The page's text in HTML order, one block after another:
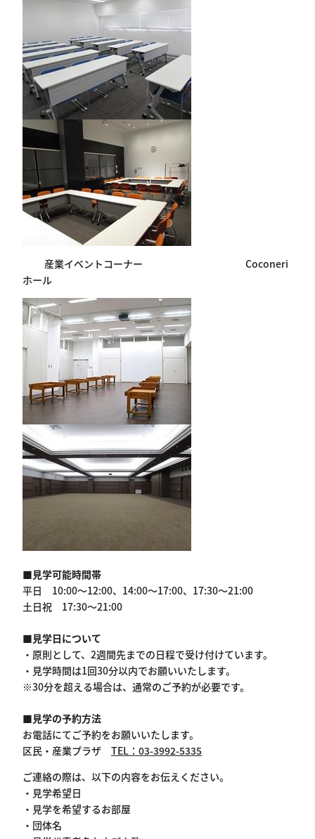
産業イベントコーナー Coconeri
ホール
■見学可能時間帯
平日 10:00～12:00、 14:00～17:00、 17:30～21:00
土日祝 17:30～21:00
■見学日について
・原則として、 2週間先までの日程で受け付けています。
・見学時間は1回30分以内でお願いいたします。
※30分を超える場合は、通常のご予約が必要です。
■見学の予約方法
お電話にてご予約をお願いいたします。
区民・産業プラザ TEL： 03-3992-5335
ご連絡の際は、以下の内容をお伝えください。
・見学希望日
・見学を希望するお部屋
・団体名